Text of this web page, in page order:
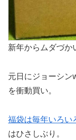
新年からムダづか
元日にジョーシン
を衝動買い。
福袋は毎年いろい
はひさしぶり。